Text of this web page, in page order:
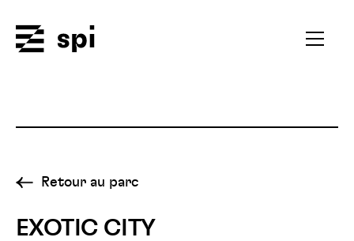
Ouvrir
Retour au parc
EXOTIC CITY